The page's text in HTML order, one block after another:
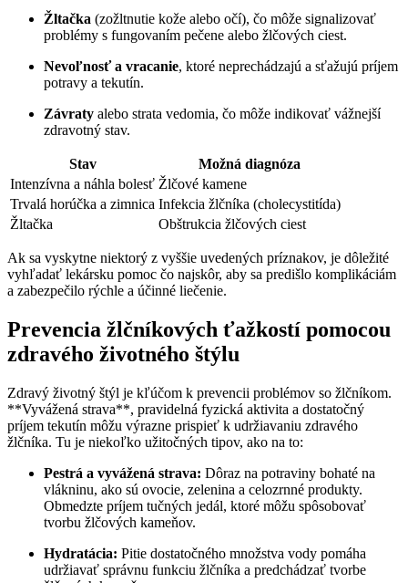
Žltačka (zožltnutie kože alebo očí), čo môže signalizovať
problémy s fungovaním pečene alebo žlčových ciest.
Nevoľnosť a vracanie, ktoré neprechádzajú a sťažujú príjem
potravy a tekutín.
Závraty alebo strata vedomia, čo môže indikovať vážnejší
zdravotný stav.
Stav
Možná diagnóza
Intenzívna a náhla bolesť Žlčové kamene
Trvalá horúčka a zimnica Infekcia žlčníka (cholecystitída)
Žltačka
Obštrukcia žlčových ciest
Ak sa vyskytne niektorý z vyššie uvedených príznakov, je dôležité
vyhľadať lekársku pomoc čo najskôr, aby sa predišlo komplikáciám
a zabezpečilo rýchle a účinné liečenie.
Prevencia žlčníkových ťažkostí pomocou
zdravého životného štýlu
Zdravý životný štýl je kľúčom k prevencii problémov so žlčníkom.
**Vyvážená strava**, pravidelná fyzická aktivita a dostatočný
príjem tekutín môžu výrazne prispieť k udržiavaniu zdravého
žlčníka. Tu je niekoľko užitočných tipov, ako na to:
Pestrá a vyvážená strava: Dôraz na potraviny bohaté na
vlákninu, ako sú ovocie, zelenina a celozrnné produkty.
Obmedzte príjem tučných jedál, ktoré môžu spôsobovať
tvorbu žlčových kameňov.
Hydratácia: Pitie dostatočného množstva vody pomáha
udržiavať správnu funkciu žlčníka a predchádzať tvorbe